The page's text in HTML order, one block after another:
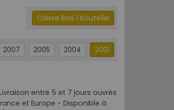
Caisse Bois 1 bouteille
2007 2005 2004 2001
entre 5 et 7 jours ouvrés
et Europe - Disponible à